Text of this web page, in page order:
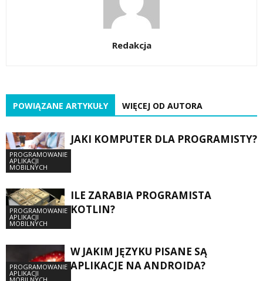
Redakcja
POWIĄZANE ARTYKUŁY WIĘCEJ OD AUTORA
PROGRAMOWANIE
APLIKACJI
MOBILNYCH
JAKI KOMPUTER DLA PROGRAMISTY?
PROGRAMOWANIE
APLIKACJI
MOBILNYCH
ILE ZARABIA PROGRAMISTA
KOTLIN?
PROGRAMOWANIE
APLIKACJI
W JAKIM JĘZYKU PISANE SĄ
APLIKACJE NA ANDROIDA?